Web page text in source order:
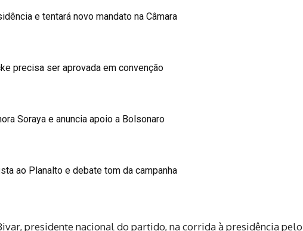
e tentará novo mandato na Câmara
precisa ser aprovada em convenção
Soraya e anuncia apoio a Bolsonaro
ao Planalto e debate tom da campanha
presidente nacional do partido, na corrida à presidência pelo